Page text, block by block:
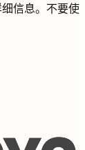
信息。不要使